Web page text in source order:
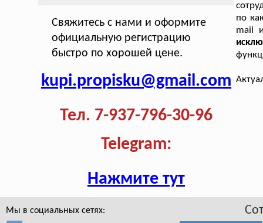
Свяжитесь с нами и оформите
официальную регистрацию
быстро по хорошей цене.
kupi.propisku@gmail.com
Тел. 7-937-796-30-96
Telegram:
Нажмите тут
по
mail
Мы в социальных сетях: